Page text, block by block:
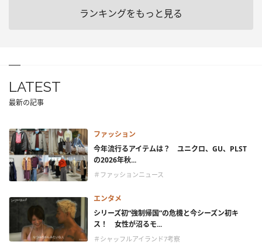
ランキングをもっと見る
LATEST
最新の記事
ファッション
今年流行るアイテムは？ ユニクロ、GU、PLST
の2026年秋...
＃ファッションニュース
エンタメ
シリーズ初“強制帰国”の危機と今シーズン初キ
ス！ 女性が沼るモ...
＃シャッフルアイランド7考察